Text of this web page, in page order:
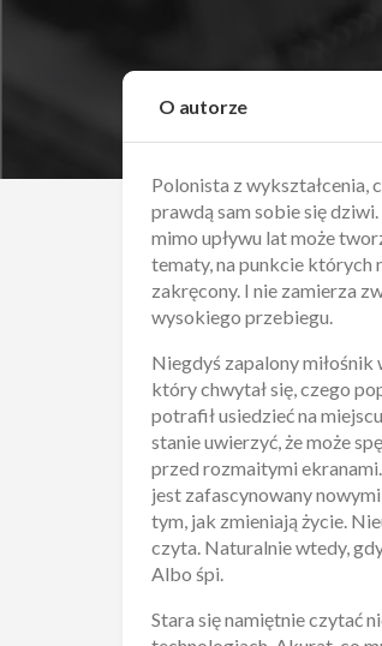
O autorze
Polonista z wykształcenia,
prawdą sam sobie się dziwi.
mimo upływu lat może
tematy, na punkcie których
zakręcony. I nie zamierza
wysokiego przebiegu.
Niegdyś zapalony miłośnik
który chwytał się, czego
potrafił usiedzieć na
stanie uwierzyć, że może
przed rozmaitymi
jest zafascynowany
tym, jak zmieniają życie.
czyta. Naturalnie wtedy,
Albo śpi.
Stara się namiętnie czytać